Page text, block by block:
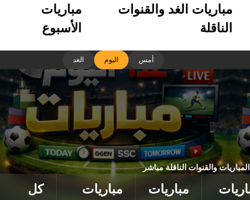
مباريات الغد والقنوات
الناقلة
مباريات
الأسبوع
أمس اليوم الغد
والقنوات الناقلة مباشر
مباريات
مباريات
كل